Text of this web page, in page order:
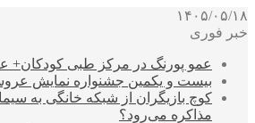
۱۴۰۵/۰۵/۱۸
خبر فوری
عمو پورنگ در مرکز طبی
بیست و یکمین جشنواره نمایش
کوچ بازیگران از شبکه خانگی به
مذاکره می‌رود؟